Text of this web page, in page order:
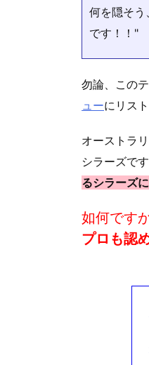
何を隠そ
です！！"
勿論、この
ューにリス
オーストラ
シラーズで
るシラーズ
如何です
プロも認